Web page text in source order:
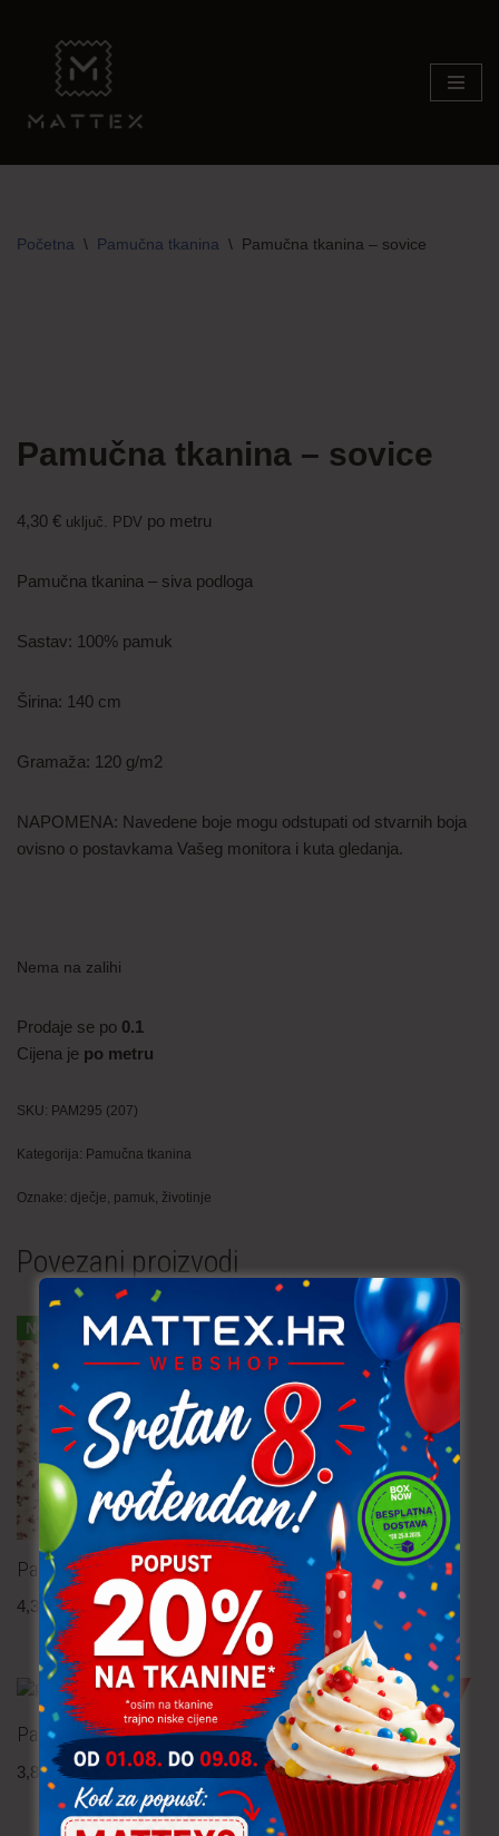
content
Početna \ Pamučna tkanina \ Pamučna tkanina – sovice
Pamučna tkanina – sovice
4,30 € uključ. PDV po metru
Pamučna tkanina – siva podloga
Sastav: 100% pamuk
Širina: 140 cm
Gramaža: 120 g/m2
NAPOMENA: Navedene boje mogu odstupati od stvarnih boja
ovisno o postavkama Vašeg monitora i kuta gledanja.
Nema na zalihi
Prodaje se po 0.1
Cijena je po metru
SKU: PAM295 (207)
Kategorija: Pamučna tkanina
Oznake: dječje, pamuk, životinje
Povezani proizvodi
NOVO!
Pamučna tkanina – cvijeće
4,30 € uključ. PDV po metru
Pamučna tkanina – srca 6
mm
4,30 uključ. PDV po metru
Pamučna tkanina
3,80 € uključ. PDV po metru
TRAJNO NISKA CIJENA!
Pamučna tkanina –
jednobojna
4,30€ uključ. PDV po metru